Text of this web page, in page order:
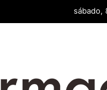
sábado,